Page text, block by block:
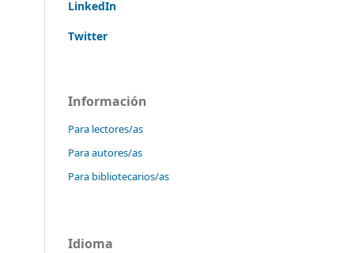
LinkedIn
Twitter
Información
Para lectores/as
Para autores/as
Para bibliotecarios/as
Idioma